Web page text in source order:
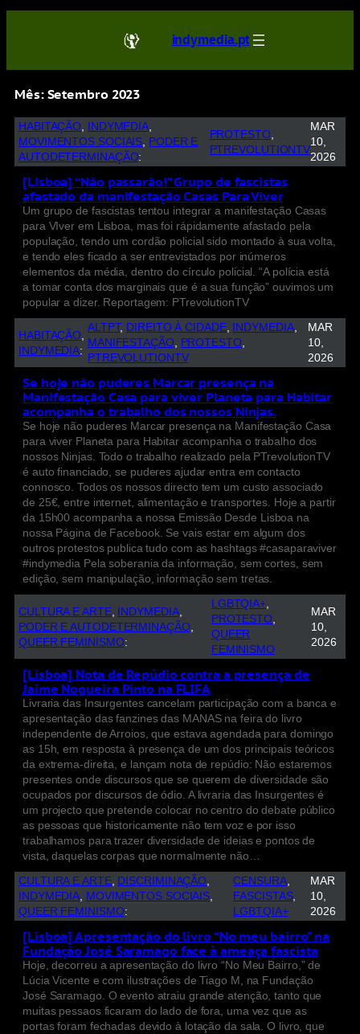
indymedia.pt
Mês: Setembro 2023
HABITAÇÃO, INDYMEDIA
MOVIMENTOS SOCIAIS, PODER E
AUTODETERMINAÇÃO:
PROTESTO
PTREVOLUTIONTV
MAR
10,
2026
[Lisboa] “Não passarão!” Grupo de fascistas
afastado da manifestação Casas Para Viver
Um grupo de fascistas tentou integrar a manifestação Casas
para VIver em Lisboa, mas foi rápidamente afastado pela
população, tendo um cordão policial sido montado à sua volta,
e tendo eles ficado a ser entrevistados por inúmeros
elementos da média, dentro do círculo policial. “A polícia está
a tomar conta dos marginais que é a sua função” ouvimos um
popular a dizer. Reportagem: PTrevolutionTV
HABITAÇÃO
INDYMEDIA:
ALTPT, DIREITO À CIDADE, INDYMEDIA
MANIFESTAÇÃO, PROTESTO
PTREVOLUTIONTV
MAR
10,
2026
Se hoje não puderes Marcar presença na
Manifestação Casa para viver Planeta para Habitar
acompanha o trabalho dos nossos Ninjas.
Se hoje não puderes Marcar presença na Manifestação Casa
para viver Planeta para Habitar acompanha o trabalho dos
nossos Ninjas. Todo o trabalho realizado pela PTrevolutionTV
é auto financiado, se puderes ajudar entra em contacto
connosco. Todos os nossos directo tem um custo associado
de 25€, entre internet, alimentação e transportes. Hoje a partir
da 15h00 acompanha a nossa Emissão Desde Lisboa na
nossa Página de Facebook. Se vais estar em algum dos
outros protestos publica tudo com as hashtags #casaparaviver
#indymedia Pela soberania da informação, sem cortes, sem
edição, sem manipulação, informação sem tretas.
CULTURA E ARTE, INDYMEDIA
PODER E AUTODETERMINAÇÃO
QUEER FEMINISMO:
LGBTQIA+
PROTESTO
QUEER
FEMINISMO
MAR
10,
2026
[Lisboa] Nota de Repúdio contra a presença de
Jaime Nogueira Pinto na FLIFA
Livraria das Insurgentes cancelam participação com a banca e
apresentação das fanzines das MANAS na feira do livro
independente de Arroios, que estava agendada para domingo
as 15h, em resposta à presença de um dos principais teóricos
da extrema-direita, e lançam nota de repúdio: Não estaremos
presentes onde discursos que se querem de diversidade são
ocupados por discursos de ódio. A livraria das Insurgentes é
um projecto que pretende colocar no centro do debate público
as pessoas que historicamente não tem voz e por isso
trabalhamos para trazer diversidade de ideias e pontos de
vista, daquelas corpas que normalmente não…
CULTURA E ARTE, DISCRIMINAÇÃO
INDYMEDIA, MOVIMENTOS SOCIAIS
QUEER FEMINISMO:
CENSURA
FASCISTAS
LGBTQIA+
MAR
10,
2026
[Lisboa] Apresentação do livro “No meu bairro” na
Fundação José Saramago face à ameaça fascista
Hoje, decorreu a apresentação do livro “No Meu Bairro,” de
Lúcia Vicente e com ilustrações de Tiago M, na Fundação
José Saramago. O evento atraiu grande atenção, tanto que
muitas pessaos ficaram do lado de fora, uma vez que as
portas foram fechadas devido à lotação da sala. O livro, que